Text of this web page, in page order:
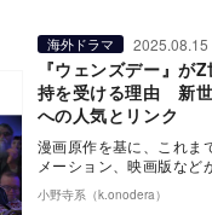
海外ドラマ 2025.08.15
『ウェンズデー』が
持を受ける理由 新
への人気とリンク
漫画原作を基に、これま
メーション、映画版など
味で残忍なゴシック風の
てきた、『ア…
小野寺系（k.onodera）